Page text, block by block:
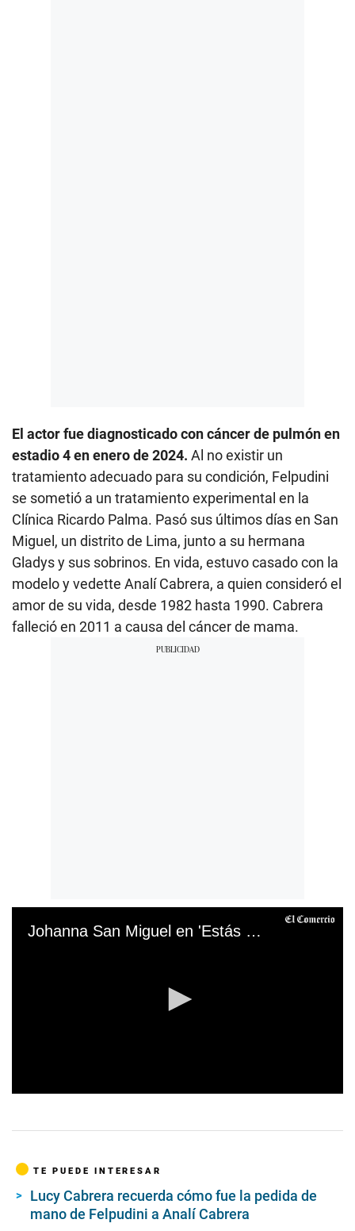
El actor fue diagnosticado con cáncer de pulmón en
estadio 4 en enero de 2024. Al no existir un
tratamiento adecuado para su condición, Felpudini
se sometió a un tratamiento experimental en la
Clínica Ricardo Palma. Pasó sus últimos días en San
Miguel, un distrito de Lima, junto a su hermana
Gladys y sus sobrinos. En vida, estuvo casado con la
modelo y vedette Analí Cabrera, a quien consideró el
amor de su vida, desde 1982 hasta 1990. Cabrera
falleció en 2011 a causa del cáncer de mama.
Johanna San Miguel en 'Estás en todas'
n
d
o
TE PUEDE INTERESAR
Lucy Cabrera recuerda cómo fue la pedida de
mano de Felpudini a Analí Cabrera